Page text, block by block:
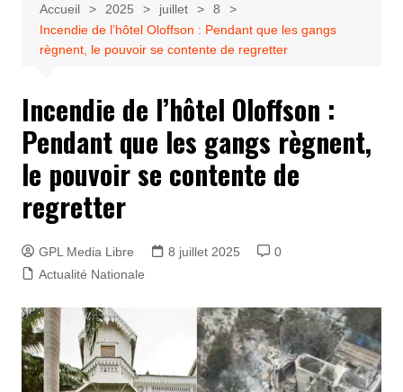
Accueil 2025 juillet
8
Incendie de l’hôtel Oloffson : Pendant que les gangs
règnent, le pouvoir se contente de regretter
Incendie de l’hôtel Oloffson :
Pendant que les gangs règnent,
le pouvoir se contente de
regretter
GPL Media Libre 8 juillet 2025
0
Actualité Nationale